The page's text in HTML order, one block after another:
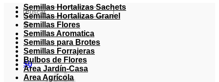
Buscar
por:
$0
Semillas Hortalizas Sachets
Semillas Hortalizas Granel
Semillas Flores
Semillas Aromatica
Semillas para Brotes
Semillas Forrajeras
Bulbos de Flores
Area Jardín-Casa
Area Agrícola